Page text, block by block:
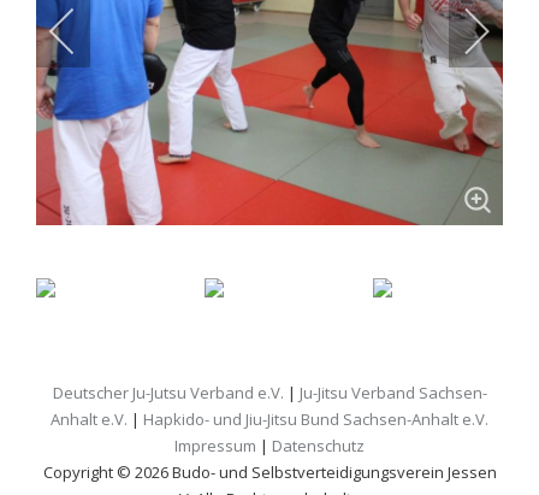
Deutscher Ju-Jutsu Verband e.V. | Ju-Jitsu Verband Sachsen-
Anhalt e.V. | Hapkido- und Jiu-Jitsu Bund Sachsen-Anhalt e.V.
Impressum | Datenschutz
Copyright © 2026 Budo- und Selbstverteidigungsverein Jessen